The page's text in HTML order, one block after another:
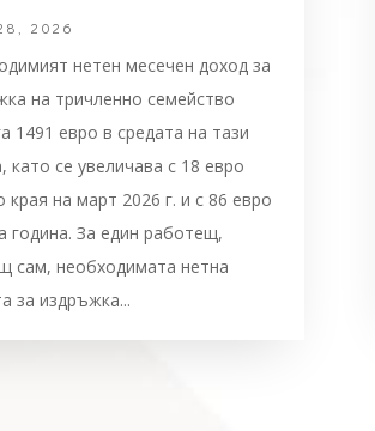
2026
нетен месечен доход за
на тричленно семейство
1491 евро в средата на тази
като се увеличава с 18 евро
края на март 2026 г. и с 86 евро
година. За един работещ,
сам, необходимата нетна
за издръжка...